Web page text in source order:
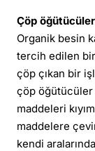
Çöp öğütücüler
Organik besin
tercih edilen
çöp çıkan bir
çöp öğütücüler
maddeleri
maddelere
kendi